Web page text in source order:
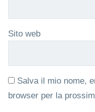
Sito web
Salva il mio nome,
browser per la